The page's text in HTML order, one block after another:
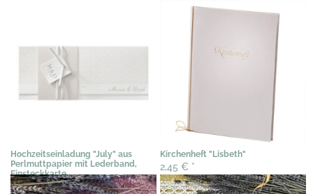
Hochzeitseinladung "July" aus
Perlmuttpapier mit Lederband,
Einsteckkarte
3,07 €*
Kirchenheft "Lisbeth"
2,45 € *